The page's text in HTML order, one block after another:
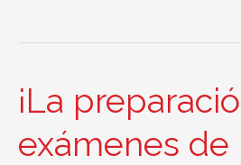
¡La
exámenes de